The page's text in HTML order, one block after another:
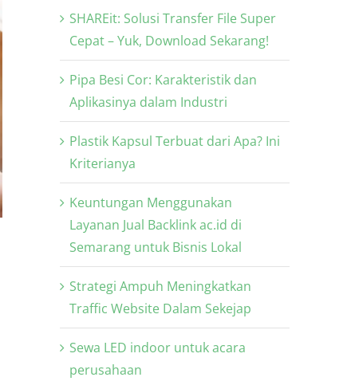
SHAREit: Solusi Transfer File Super
Cepat – Yuk, Download Sekarang!
Pipa Besi Cor: Karakteristik dan
Aplikasinya dalam Industri
Plastik Kapsul Terbuat dari Apa? Ini
Kriterianya
Keuntungan Menggunakan
Layanan Jual Backlink ac.id di
Semarang untuk Bisnis Lokal
Strategi Ampuh Meningkatkan
Traffic Website Dalam Sekejap
Sewa LED indoor untuk acara
perusahaan